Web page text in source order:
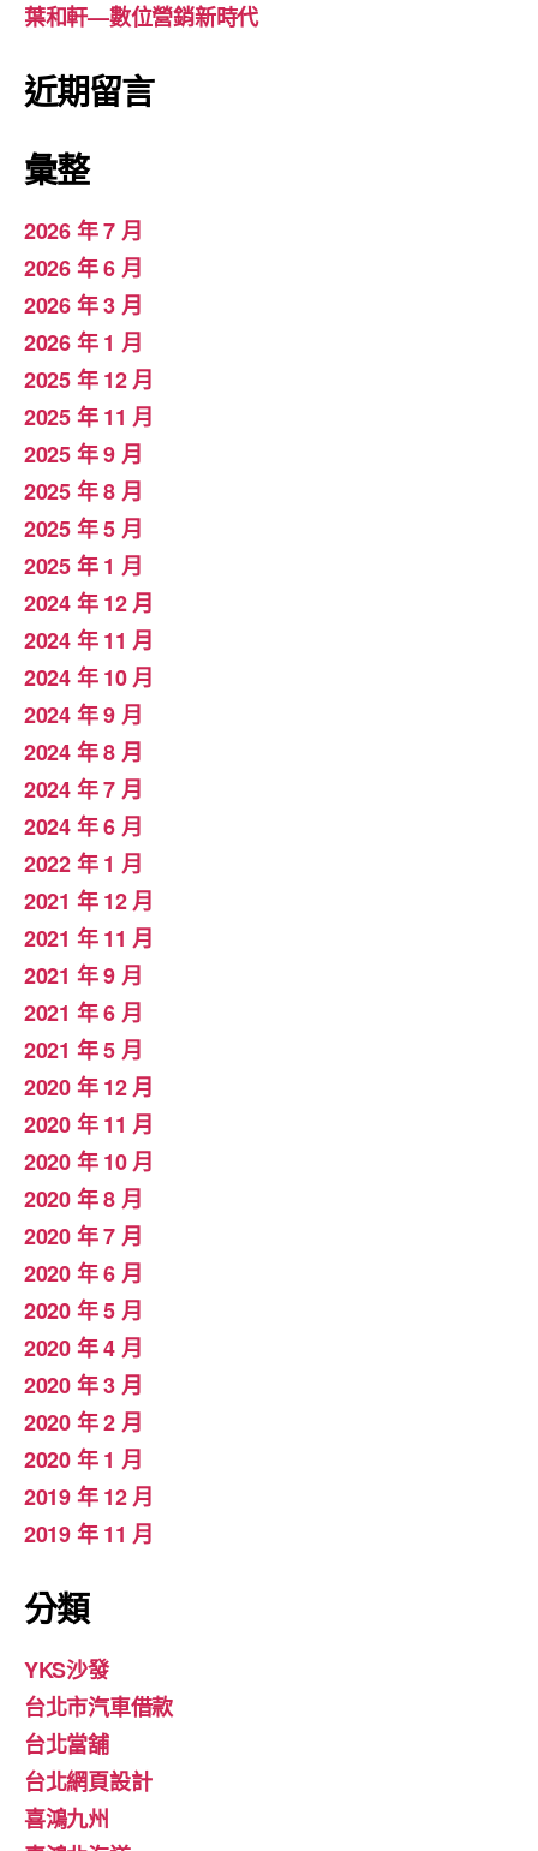
葉和軒—數位營銷新時代
近期留言
彙整
2026 年 7 月
2026 年 6 月
2026 年 3 月
2026 年 1 月
2025 年 12 月
2025 年 11 月
2025 年 9 月
2025 年 8 月
2025 年 5 月
2025 年 1 月
2024 年 12 月
2024 年 11 月
2024 年 10 月
2024 年 9 月
2024 年 8 月
2024 年 7 月
2024 年 6 月
2022 年 1 月
2021 年 12 月
2021 年 11 月
2021 年 9 月
2021 年 6 月
2021 年 5 月
2020 年 12 月
2020 年 11 月
2020 年 10 月
2020 年 8 月
2020 年 7 月
2020 年 6 月
2020 年 5 月
2020 年 4 月
2020 年 3 月
2020 年 2 月
2020 年 1 月
2019 年 12 月
2019 年 11 月
分類
YKS沙發
台北市汽車借款
台北當舖
台北網頁設計
喜鴻九州